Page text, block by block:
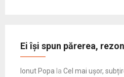
Ei își spun părerea,
Ionut Popa la Cel mai ușor,